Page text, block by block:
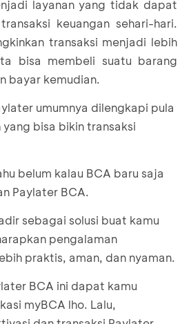
layanan yang tidak dapat
keuangan sehari-hari.
transaksi menjadi lebih
bisa membeli suatu barang
bayar kemudian.
umumnya dilengkapi pula
bisa bikin transaksi
belum kalau BCA baru saja
Paylater BCA.
sebagai solusi buat kamu
pengalaman
praktis, aman, dan nyaman.
BCA ini dapat kamu
myBCA lho. Lalu,